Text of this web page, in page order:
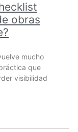
obras
mucho
que
visibilidad